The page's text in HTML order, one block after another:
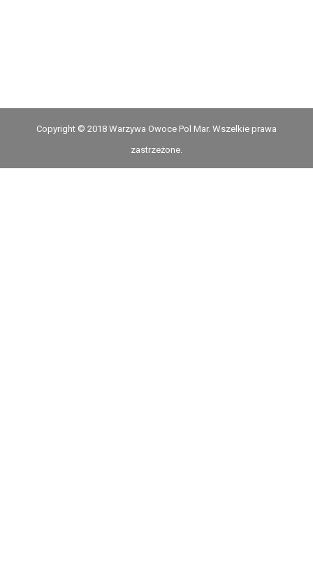
Copyright © 2018 Warzywa Owoce Pol Mar. Wszelkie prawa
zastrzeżone.